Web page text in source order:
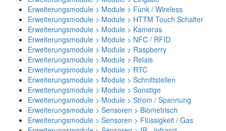
Erweiterungsmodule > Module > Funk / Wireless
Erweiterungsmodule > Module > HTTM Touch Schalter
Erweiterungsmodule > Module > Kameras
Erweiterungsmodule > Module > NFC / RFID
Erweiterungsmodule > Module > Raspberry
Erweiterungsmodule > Module > Relais
Erweiterungsmodule > Module > RTC
Erweiterungsmodule > Module > Schnittstellen
Erweiterungsmodule > Module > Sonstige
Erweiterungsmodule > Module > Strom / Spannung
Erweiterungsmodule > Sensoren > Biometrisch
Erweiterungsmodule > Sensoren > Flüssigkeit / Gas